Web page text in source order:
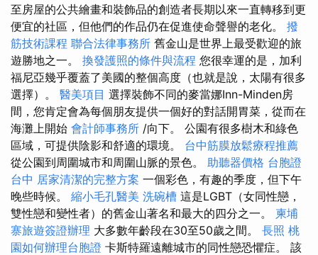
至房屋的公共繪畫和裝飾品的創造者長期以來一直轉移到更
便宜的社區，但他們的作品仍在促進使命聲譽的老化。 撥
筋技術課程 聯合法律事務所 舊金山是世界上最受歡迎的旅
遊勝地之一。 換發護照的條件與流程 您很幸運的是，加利
福尼亞幾乎覆蓋了美國的整個高度（也就是說，太陽有很多
選擇）。 醫美項目 選擇裝飾不同的麥當娜Inn-Minden房
間，您肯定會為每個朋友提供一個好的對話開胃菜，從而在
海灘上開始 會計師事務所 /向下。 公園有很多樹木和綠色
區域，可提供陰影和舒適的環境。 台中筋膜放鬆療程推薦
從公園到周圍城市和周圍山脈的景色。 助聽器價格 台胞證
台中 居家清潔的完整方案 一個彩色，有趣的季度，但下午
晚些時候。 縮小毛孔醫美 洗碗槽 這是LGBT（女同性戀，
雙性戀和變性者）的舊金山著名和最大的四分之一。 柬埔
寨旅遊簽證辦理 大多數年齡段在30至50歲之間。 長照 桃
園如何辦理台胞證 卡斯特羅遠離城市的同性戀恐懼症。 該